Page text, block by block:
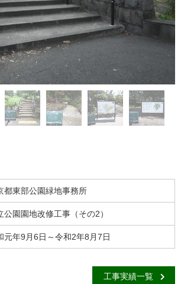
都東部公園緑地事務所
公園園地改修工事（その2）
元年9月6日～令和2年8月7日
工事実績一覧